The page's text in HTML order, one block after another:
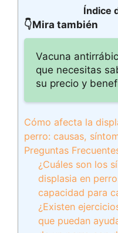
Índice
👇Mira también
Vacuna
que necesitas
su precio y
Cómo afecta la
perro: causas,
Preguntas
¿Cuáles son los
displasia en
capacidad para
¿Existen
que puedan